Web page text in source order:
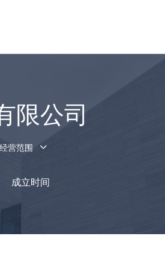
限公司
经营范围
成立时间